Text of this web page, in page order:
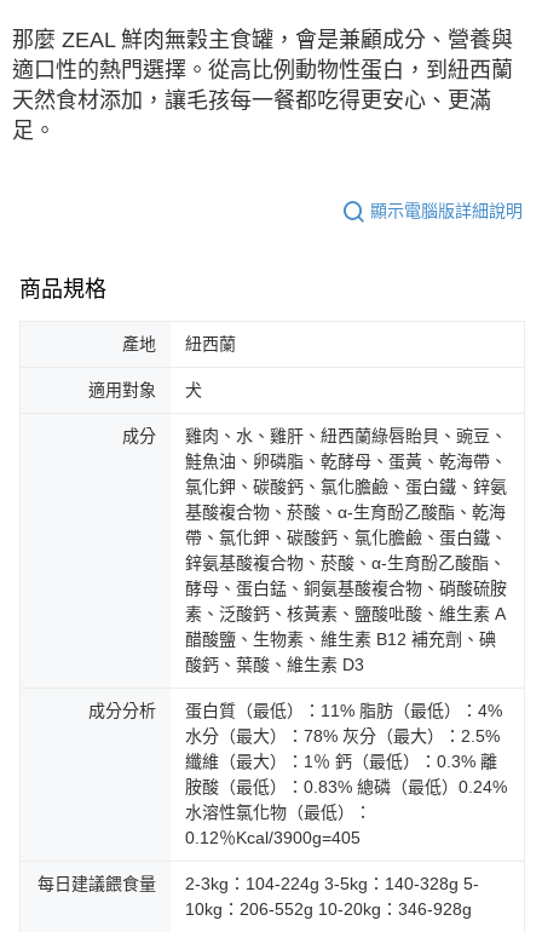
那麼 ZEAL 鮮肉無穀主食罐，會是兼顧成分、營養與
適口性的熱門選擇。從高比例動物性蛋白，到紐西蘭
天然食材添加，讓毛孩每一餐都吃得更安心、更滿
足。
顯示電腦版詳細說明
商品規格
產地 紐西蘭
適用對象 犬
成分
雞肉、水、雞肝、紐西蘭綠唇貽貝、豌豆、
鮭魚油、卵磷脂、乾酵母、蛋黃、乾海帶、
氯化鉀、碳酸鈣、氯化膽鹼、蛋白鐵、鋅氨
基酸複合物、菸酸、α-生育酚乙酸酯、乾海
帶、氯化鉀、碳酸鈣、氯化膽鹼、蛋白鐵、
鋅氨基酸複合物、菸酸、α-生育酚乙酸酯、
酵母、蛋白錳、銅氨基酸複合物、硝酸硫胺
素、泛酸鈣、核黃素、鹽酸吡酸、維生素 A
醋酸鹽、生物素、維生素 B12 補充劑、碘
酸鈣、葉酸、維生素 D3
成分分析
蛋白質（最低）：11% 脂肪（最低）：4%
水分（最大）：78% 灰分（最大）：2.5%
纖維（最大）：1％ 鈣（最低）：0.3% 離
胺酸（最低）：0.83% 總磷（最低）0.24%
水溶性氯化物（最低）：
0.12％Kcal/3900g=405
每日建議餵食量
2-3kg：104-224g 3-5kg：140-328g 5-
10kg：206-552g 10-20kg：346-928g